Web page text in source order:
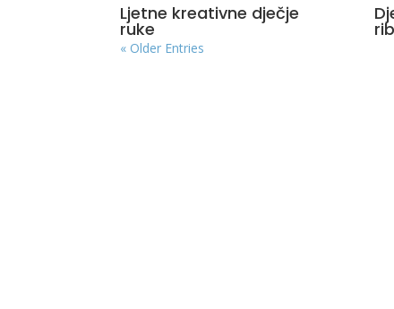
Ljetne kreativne dječje
ruke
« Older Entries